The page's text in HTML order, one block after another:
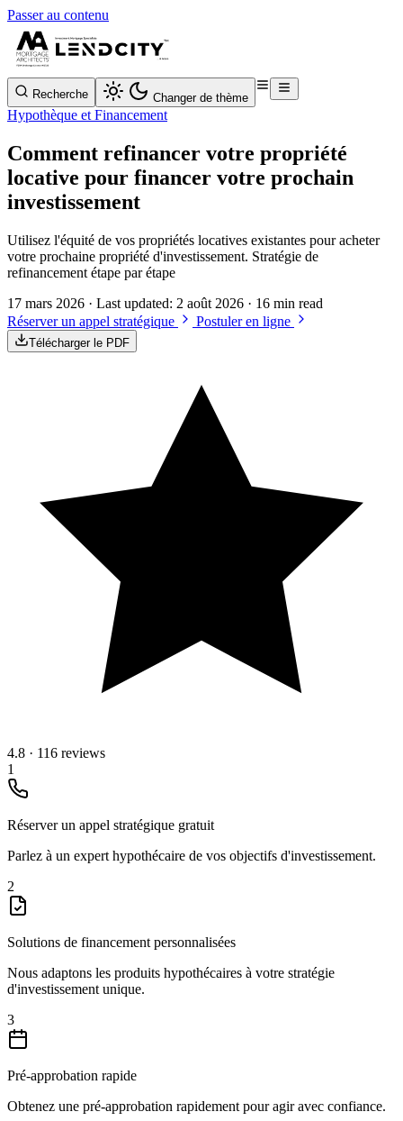
Passer au contenu
Recherche Changer de thème
Hypothèque et Financement
Comment refinancer votre propriété
locative pour financer votre prochain
investissement
Utilisez l'équité de vos propriétés locatives existantes pour acheter
votre prochaine propriété d'investissement. Stratégie de
refinancement étape par étape
17 mars 2026 · Last updated: 2 août 2026 · 16 min read
Réserver un appel stratégique
Postuler en ligne
Télécharger le PDF
4.8 · 116 reviews
1
Réserver un appel stratégique gratuit
Parlez à un expert hypothécaire de vos objectifs d'investissement.
2
Solutions de financement personnalisées
Nous adaptons les produits hypothécaires à votre stratégie
d'investissement unique.
3
Pré-approbation rapide
Obtenez une pré-approbation rapidement pour agir avec confiance.